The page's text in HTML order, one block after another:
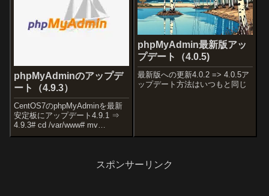
phpMyAdminのアップデ
ート（4.9.3）
CentOS7のphpMyAdminを最新
安定板にアップデート4.9.1 ⇒
4.9.3# cd /var/www# mv
phpmyadmin/ _phpmyadmin/#
phpMyAdmin最新版アッ
プデート（4.0.5)
最新版への更新4.0.2 => 4.0.5ア
ップデート方法はいつもと同じ
スポンサーリンク